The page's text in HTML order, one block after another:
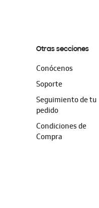
Otras secciones
Conócenos
Soporte
Seguimiento de tu
pedido
Condiciones de
Compra